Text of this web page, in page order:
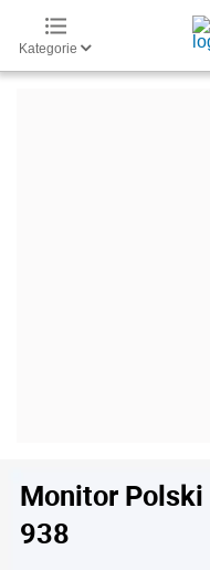
Kategorie
Monitor
938